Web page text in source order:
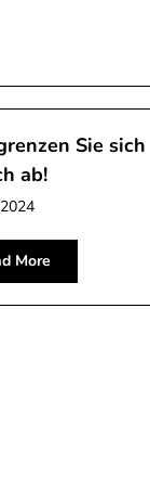
Sie sich
ab!
More